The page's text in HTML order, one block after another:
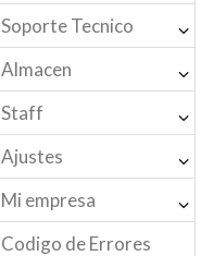
Soporte Tecnico
Almacen
Staff
Ajustes
Mi empresa
Codigo de Errores